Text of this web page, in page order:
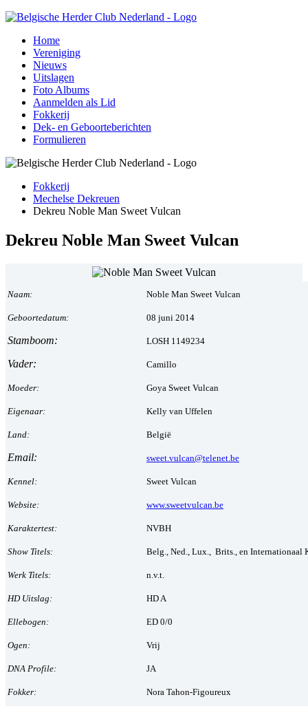
Home
Vereniging
Nieuws
Uitslagen
Foto Albums
Aanmelden als Lid
Fokkerij
Dek- en Geboorteberichten
Formulieren
Fokkerij
Mechelse Dekreuen
Dekreu Noble Man Sweet Vulcan
Dekreu Noble Man Sweet Vulcan
Naam: Noble Man Sweet Vulcan
Geboortedatum: 08 juni 2014
Stamboom: LOSH 1149234
Vader: Camillo
Moeder: Goya Sweet Vulcan
Eigenaar: Kelly van Uffelen
Land: België
Email: sweet.vulcan@telenet.be
Kennel: Sweet Vulcan
Website: www.sweetvulcan.be
Karaktertest: NVBH
Show Titels: Belg., Ned., Lux., Brits., en Internationaal
Werk Titels: n.v.t.
HD Uitslag: HD A
Ellebogen: ED 0/0
Ogen: Vrij
DNA Profile: JA
Fokker: Nora Tahon-Figoureux